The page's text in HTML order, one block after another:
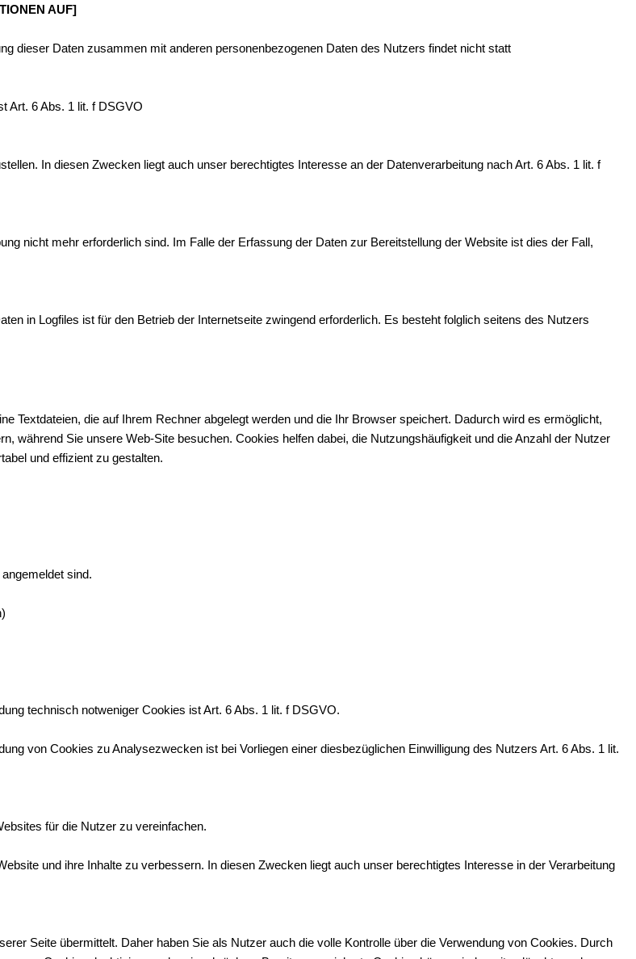
AUF]
dieser Daten zusammen mit anderen personenbezogenen Daten des Nutzers findet nicht statt
Art. 6 Abs. 1 lit. f DSGVO
In diesen Zwecken liegt auch unser berechtigtes Interesse an der Datenverarbeitung nach Art. 6 Abs. 1 lit. f
nicht mehr erforderlich sind. Im Falle der Erfassung der Daten zur Bereitstellung der Website ist dies der Fall,
in Logfiles ist für den Betrieb der Internetseite zwingend erforderlich. Es besteht folglich seitens des Nutzers
Textdateien, die auf Ihrem Rechner abgelegt werden und die Ihr Browser speichert. Dadurch wird es ermöglicht,
während Sie unsere Web-Site besuchen. Cookies helfen dabei, die Nutzungshäufigkeit und die Anzahl der Nutzer
und effizient zu gestalten.
sind.
technisch notweniger Cookies ist Art. 6 Abs. 1 lit. f DSGVO.
von Cookies zu Analysezwecken ist bei Vorliegen einer diesbezüglichen Einwilligung des Nutzers Art. 6 Abs. 1 lit.
für die Nutzer zu vereinfachen.
und ihre Inhalte zu verbessern. In diesen Zwecken liegt auch unser berechtigtes Interesse in der Verarbeitung
Seite übermittelt. Daher haben Sie als Nutzer auch die volle Kontrolle über die Verwendung von Cookies. Durch